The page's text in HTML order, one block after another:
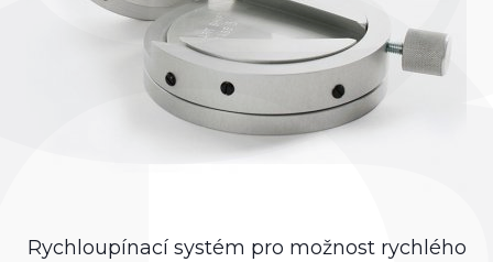
Rychloupínací systém pro možnost rychlého